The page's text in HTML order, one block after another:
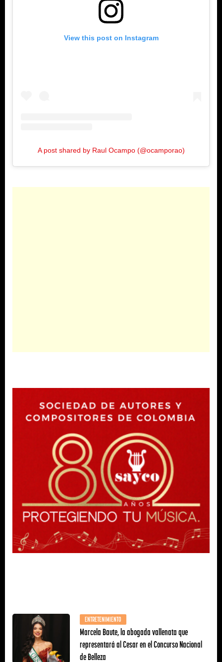
View this post on Instagram
A post shared by Raul Ocampo (@ocamporao)
ENTRETENIMIENTO
Marcela Baute, la abogada vallenata que
representará al Cesar en el Concurso Nacional
de Belleza